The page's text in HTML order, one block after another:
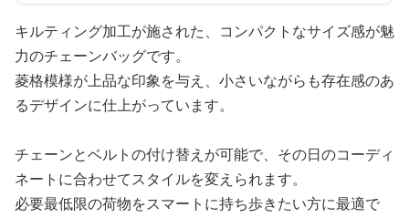
キルティング加工が施された、コンパクトなサイズ感が魅
力のチェーンバッグです。
菱格模様が上品な印象を与え、小さいながらも存在感のあ
るデザインに仕上がっています。
チェーンとベルトの付け替えが可能で、その日のコーディ
ネートに合わせてスタイルを変えられます。
必要最低限の荷物をスマートに持ち歩きたい方に最適で